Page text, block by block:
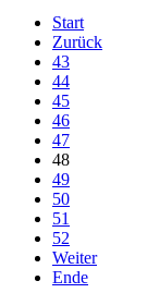
Start
Zurück
43
44
45
46
47
48
49
50
51
52
Weiter
Ende